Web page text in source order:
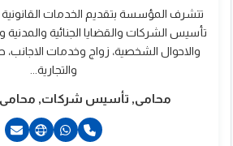
داود
تتشرف المؤسسة بتقديم الخدمات القانونية
تأسيس الشركات والقضايا الجنائية والمدنية
والاحوال الشخصية، زواج وخدمات الاجانب،
والتجارية...
محامى, تأسيس شركات, محامى